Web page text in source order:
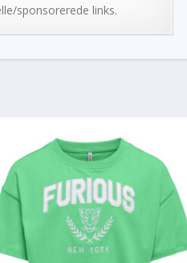
sponsorerede links.